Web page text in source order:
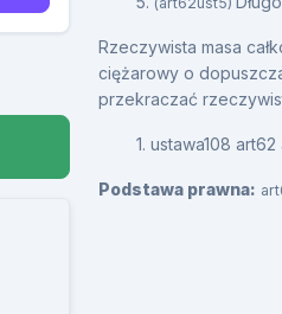
Rzeczywista masa
ciężarowy o
przekraczać
1. ustawa108 art62
Podstawa prawna: